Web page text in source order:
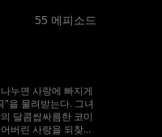
55 에피소드
누면 사랑에 빠지게
을 물려받는다. 그녀
달콤쌉싸름한 코미
버린 사랑을 되찾고